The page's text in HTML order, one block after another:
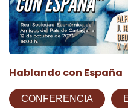
Hablando con España
CONFERENCIA